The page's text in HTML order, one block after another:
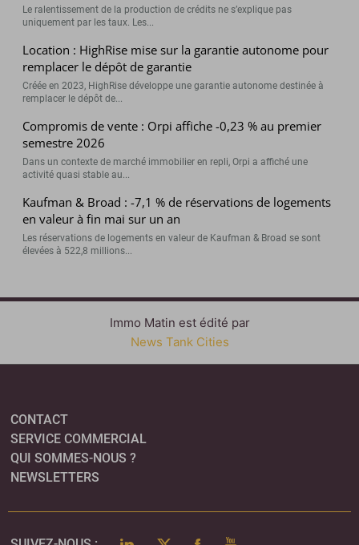
Le ralentissement de la production de crédits ne s’explique pas
uniquement par les taux. Les...
Location : HighRise mise sur la garantie autonome pour
remplacer le dépôt de garantie
Créée en 2023, HighRise développe une garantie autonome destinée à
remplacer le dépôt de...
Compromis de vente : Orpi affiche -0,23 % au premier
semestre 2026
Dans un contexte de marché immobilier en repli, Orpi a affiché une
activité quasi stable au...
Kaufman & Broad : -7,1 % de réservations de logements
en valeur à fin mai sur un an
Les réservations de logements en valeur de Kaufman & Broad se sont
élevées à 522,8 millions...
Immo Matin est édité par
News Tank Cities
CONTACT
SERVICE COMMERCIAL
QUI SOMMES-NOUS ?
NEWSLETTERS